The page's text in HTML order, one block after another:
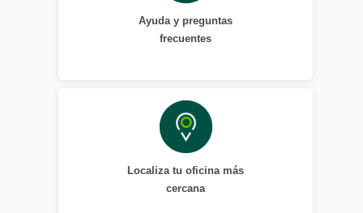
Ayuda y preguntas
frecuentes
Localiza tu oficina más
cercana